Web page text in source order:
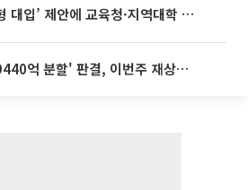
제안에 교육청·지역대학 서·논술형 입시 연계 '착수'
최태원·노소영 '9440억 분할' 판결, 이번주 재상고 여부 주목